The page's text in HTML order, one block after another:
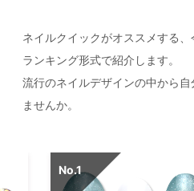
ネイルクイックがオススメする
ランキング形式で紹介します。
流行のネイルデザインの中から
ませんか。